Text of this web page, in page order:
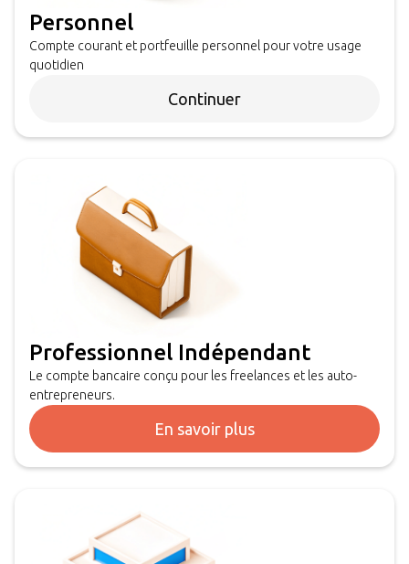
Personnel
Compte courant et portfeuille personnel pour votre usage
quotidien
Continuer
Professionnel Indépendant
Le compte bancaire conçu pour les freelances et les auto-
entrepreneurs.
En savoir plus